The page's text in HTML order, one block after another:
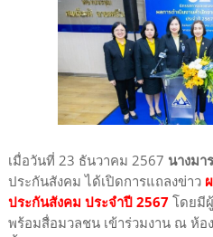
เมื่อวันที่ 23 ธันวาคม 2567 นางมา
ประกันสังคม ได้เปิดการแถลงข่าว
ประกันสังคม ประจำปี 2567 โดยมี
พร้อมสื่อมวลชน เข้าร่วมงาน ณ ห้อ